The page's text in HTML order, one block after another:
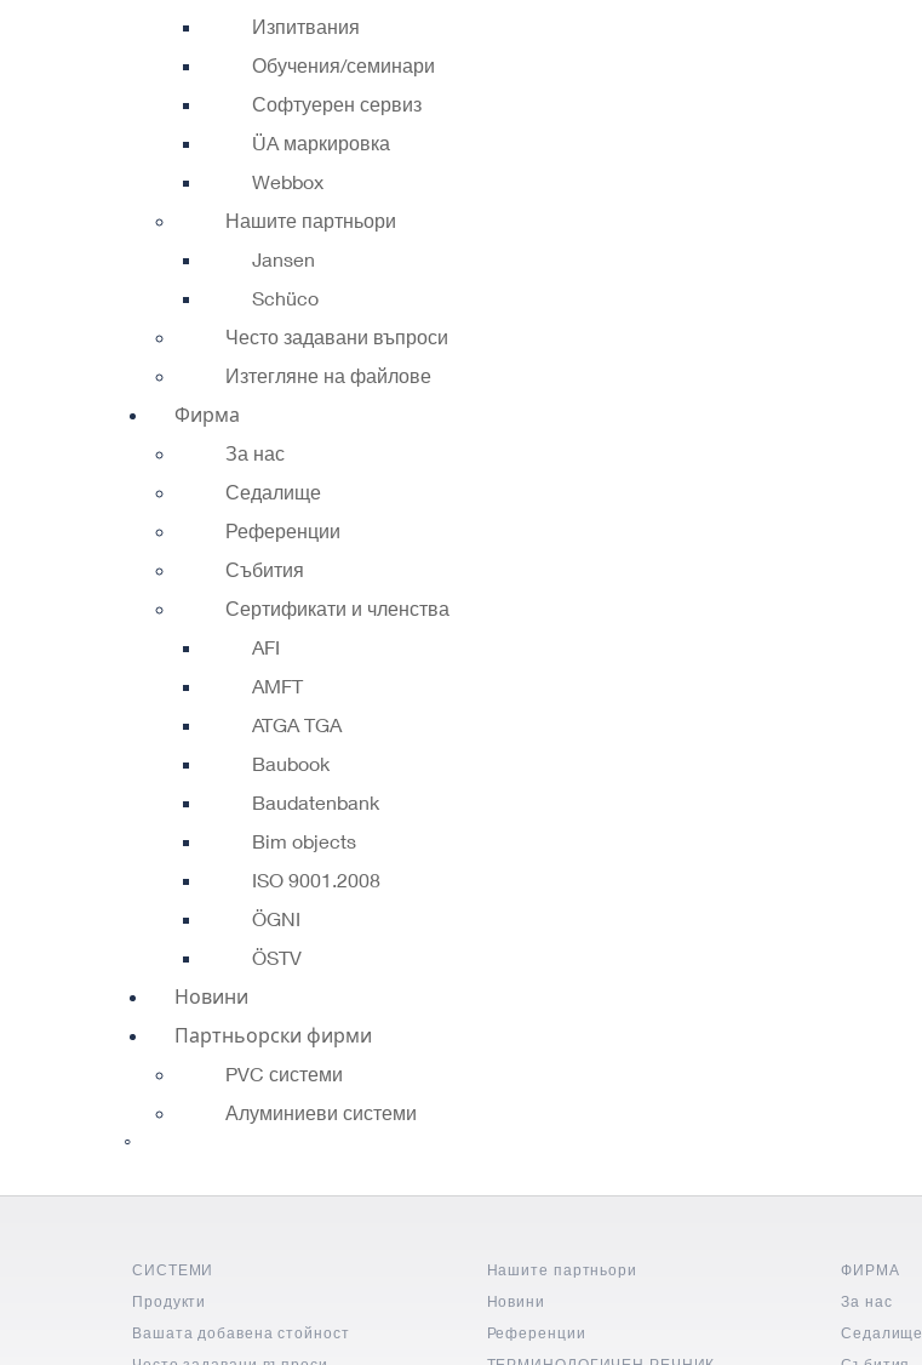
Изпитвания
Обучения/семинари
Софтуерен сервиз
ÜA маркировка
Webbox
Нашите партньори
Jansen
Schüco
Често задавани въпроси
Изтегляне на файлове
Фирма
За нас
Седалище
Референции
Събития
Сертификати и членства
AFI
AMFT
ATGA TGA
Baubook
Baudatenbank
Bim objects
ISO 9001.2008
ÖGNI
ÖSTV
Новини
Партньорски фирми
PVC системи
Алуминиеви системи
°
СИСТЕМИ
Продукти
Вашата добавена стойност
Нашите партньори
Новини
Референции
ФИРМА
За нас
Седалище